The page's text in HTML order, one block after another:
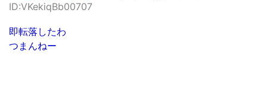
ID:VKekiqBb00707
即転落したわ
つまんねー